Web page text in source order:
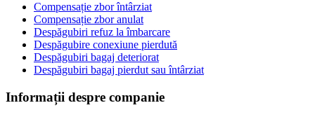
Compensație zbor întârziat
Compensație zbor anulat
Despăgubiri refuz la îmbarcare
Despăgubire conexiune pierdută
Despăgubiri bagaj deteriorat
Despăgubiri bagaj pierdut sau întârziat
Informații despre companie